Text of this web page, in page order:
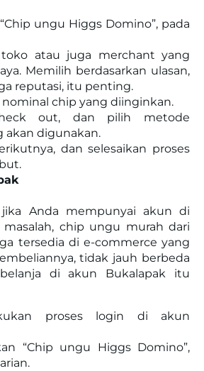
ungu Higgs Domino”, pada
atau juga merchant yang
Memilih berdasarkan ulasan,
reputasi, itu penting.
nominal chip yang diinginkan.
out, dan pilih metode
akan digunakan.
dan selesaikan proses
jika Anda mempunyai akun di
masalah, chip ungu murah dari
tersedia di e-commerce yang
tidak jauh berbeda
di akun Bukalapak itu
proses login di akun
“Chip ungu Higgs Domino”,